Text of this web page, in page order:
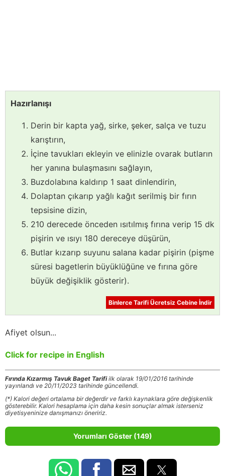
Hazırlanışı
Derin bir kapta yağ, sirke, şeker, salça ve tuzu
karıştırın,
İçine tavukları ekleyin ve elinizle ovarak butların
her yanına bulaşmasını sağlayın,
Buzdolabına kaldırıp 1 saat dinlendirin,
Dolaptan çıkarıp yağlı kağıt serilmiş bir fırın
tepsisine dizin,
210 derecede önceden ısıtılmış fırına verip 15 dk
pişirin ve ısıyı 180 dereceye düşürün,
Butlar kızarıp suyunu salana kadar pişirin (pişme
süresi bagetlerin büyüklüğüne ve fırına göre
büyük değişiklik gösterir).
Binlerce Tarifi Ücretsiz Cebine İndir
Afiyet olsun...
Click for recipe in English
Fırında Kızarmış Tavuk Baget Tarifiilk olarak 19/01/2016 tarihinde
yayınlandı ve 20/11/2023 tarihinde güncellendi.
(*) Kalori değeri ortalama bir değerdir ve farklı kaynaklara göre değişkenlik
gösterebilir. Kalori hesaplama için daha kesin sonuçlar almak isterseniz
diyetisyeninize danışmanızı öneririz.
Yorumları Göster (149)